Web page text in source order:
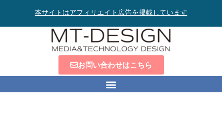
本サイトはアフィリエイト広告を掲載しています
お問い合わせはこちら